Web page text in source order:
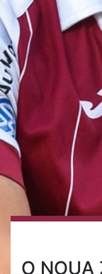
O NOUA